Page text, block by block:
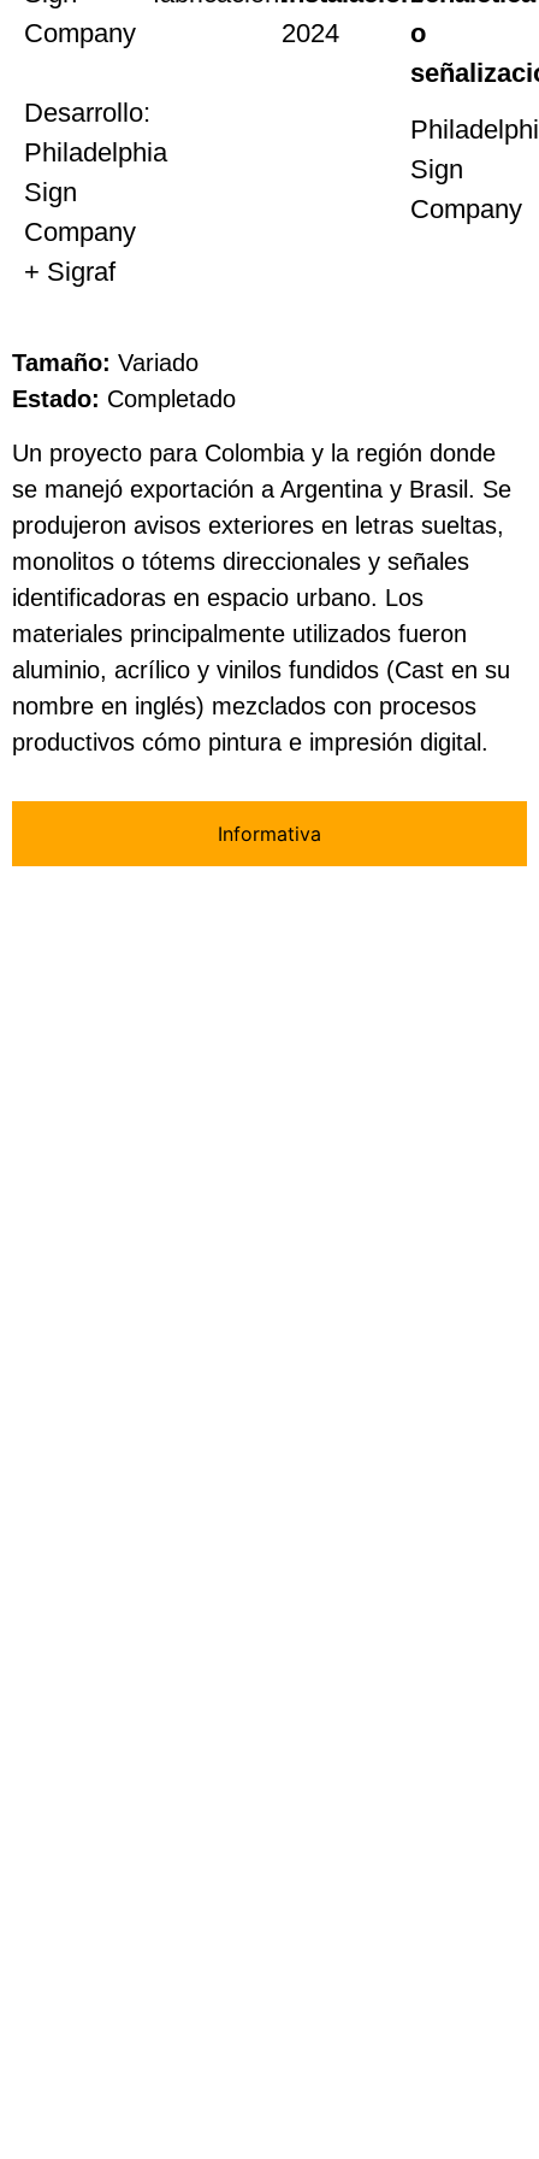
Company
Desarrollo:
Philadelphia
Sign
Company
+ Sigraf
2024
o
Sign
Company
Tamaño: Variado
Estado: Completado
Un proyecto para Colombia y la región donde
se manejó exportación a Argentina y Brasil. Se
produjeron avisos exteriores en letras sueltas,
monolitos o tótems direccionales y señales
identificadoras en espacio urbano. Los
materiales principalmente utilizados fueron
aluminio, acrílico y vinilos fundidos (Cast en su
nombre en inglés) mezclados con procesos
productivos cómo pintura e impresión digital.
Informativa